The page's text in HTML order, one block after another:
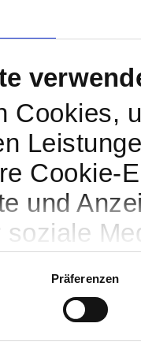
Cookies,
Cookie-
und
soziale
Präferenzen